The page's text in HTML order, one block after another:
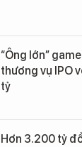
“Ông lớn”
thương vụ IPO
tỷ
Hơn 3.200 tỷ